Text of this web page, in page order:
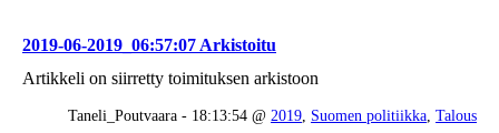
2019-06-2019_06:57:07 Arkistoitu
Artikkeli on siirretty toimituksen arkistoon
Taneli_Poutvaara - 18:13:54 @ 2019 Suomen politiikka Talous